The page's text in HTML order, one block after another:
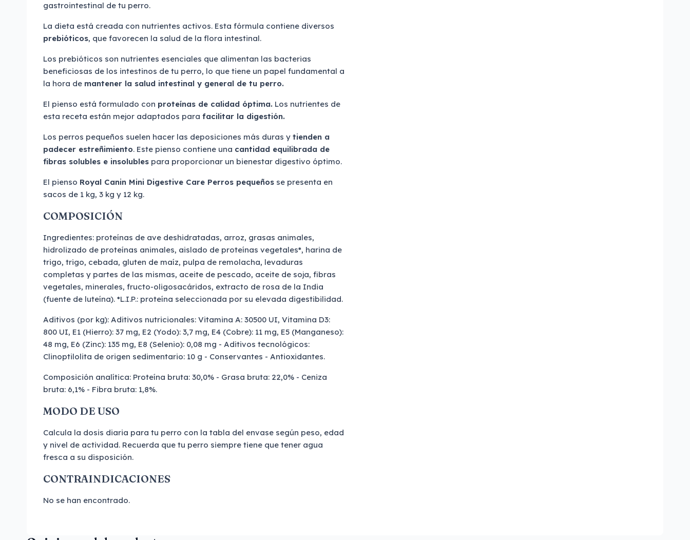
gastrointestinal de tu perro.
La dieta está creada con nutrientes activos. Esta fórmula contiene diversos
prebióticos, que favorecen la salud de la flora intestinal.
Los prebióticos son nutrientes esenciales que alimentan las bacterias
beneficiosas de los intestinos de tu perro, lo que tiene un papel fundamental a
la hora de mantener la salud intestinal y general de tu perro.
El pienso está formulado con proteínas de calidad óptima. Los nutrientes de
esta receta están mejor adaptados para facilitar la digestión.
Los perros pequeños suelen hacer las deposiciones más duras y tienden a
padecer estreñimiento. Este pienso contiene una cantidad equilibrada de
fibras solubles e insolubles para proporcionar un bienestar digestivo óptimo.
El pienso Royal Canin Mini Digestive Care Perros pequeños se presenta en
sacos de 1 kg, 3 kg y 12 kg.
COMPOSICIÓN
Ingredientes: proteínas de ave deshidratadas, arroz, grasas animales,
hidrolizado de proteínas animales, aislado de proteínas vegetales*, harina de
trigo, trigo, cebada, gluten de maíz, pulpa de remolacha, levaduras
completas y partes de las mismas, aceite de pescado, aceite de soja, fibras
vegetales, minerales, fructo-oligosacáridos, extracto de rosa de la India
(fuente de luteína). *L.I.P.: proteína seleccionada por su elevada digestibilidad.
Aditivos (por kg): Aditivos nutricionales: Vitamina A: 30500 UI, Vitamina D3:
800 UI, E1 (Hierro): 37 mg, E2 (Yodo): 3,7 mg, E4 (Cobre): 11 mg, E5 (Manganeso):
48 mg, E6 (Zinc): 135 mg, E8 (Selenio): 0,08 mg - Aditivos tecnológicos:
Clinoptilolita de origen sedimentario: 10 g - Conservantes - Antioxidantes.
Composición analítica: Proteína bruta: 30,0% - Grasa bruta: 22,0% - Ceniza
bruta: 6,1% - Fibra bruta: 1,8%.
MODO DE USO
Calcula la dosis diaria para tu perro con la tabla del envase según peso, edad
y nivel de actividad. Recuerda que tu perro siempre tiene que tener agua
fresca a su disposición.
CONTRAINDICACIONES
No se han encontrado.